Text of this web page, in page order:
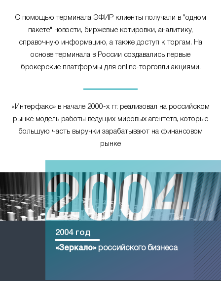
С помощью терминала ЭФИР клиенты получали в "одном
пакете" новости, биржевые котировки, аналитику,
справочную информацию, а также доступ к торгам. На
основе терминала в России создавались первые
брокерские платформы для online-торговли акциями.
«Интерфакс» в начале 2000-х гг. реализовал на российском
рынке модель работы ведущих мировых агентств, которые
большую часть выручки зарабатывают на финансовом
рынке
2004 год
«Зеркало»российского бизнеса